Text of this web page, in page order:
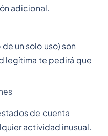
adicional.
un solo uso) son
legítima te pedirá que
de cuenta
actividad inusual.